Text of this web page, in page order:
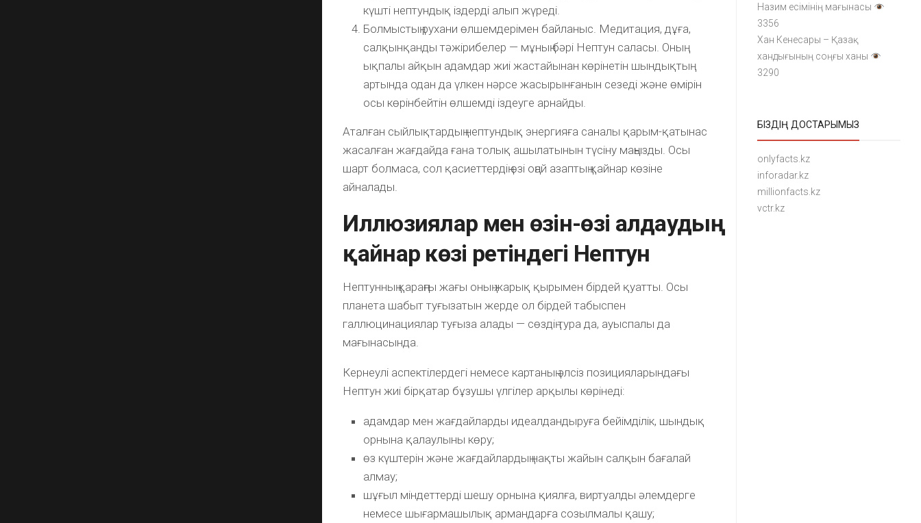
күшті нептундық іздерді алып жүреді.
Болмыстың рухани өлшемдерімен байланыс. Медитация, дұға,
салқынқанды тәжірибелер — мұның бәрі Нептун саласы. Оның
ықпалы айқын адамдар жиі жастайынан көрінетін шындықтың
артында одан да үлкен нәрсе жасырынғанын сезеді және өмірін
осы көрінбейтін өлшемді іздеуге арнайды.
Аталған сыйлықтардың нептундық энергияға саналы қарым-қатынас
жасалған жағдайда ғана толық ашылатынын түсіну маңызды. Осы
шарт болмаса, сол қасиеттердің өзі оңай азаптың қайнар көзіне
айналады.
Иллюзиялар мен өзін-өзі алдаудың
қайнар көзі ретіндегі Нептун
Нептунның қараңғы жағы оның жарық қырымен бірдей қуатты. Осы
планета шабыт туғызатын жерде ол бірдей табыспен
галлюцинациялар туғыза алады — сөздің тура да, ауыспалы да
мағынасында.
Кернеулі аспектілердегі немесе картаның әлсіз позицияларындағы
Нептун жиі бірқатар бұзушы үлгілер арқылы көрінеді:
адамдар мен жағдайларды идеалдандыруға бейімділік, шындық
орнына қалаулыны көру;
өз күштерін және жағдайлардың нақты жайын салқын бағалай
алмау;
шұғыл міндеттерді шешу орнына қиялға, виртуалды әлемдерге
немесе шығармашылық армандарға созылмалы қашу;
Назим есімінің мағынасы
3356
Хан Кенесары – Қазақ
хандығының соңғы ханы
3290
БІЗДІҢ ДОСТАРЫМЫЗ
onlyfacts.kz
inforadar.kz
millionfacts.kz
vctr.kz